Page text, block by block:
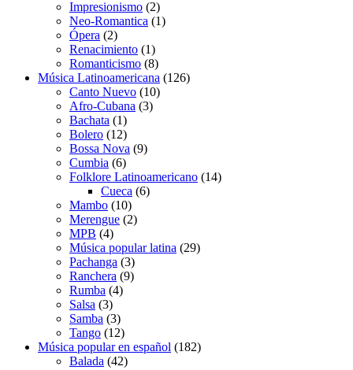
Impresionismo 22
productos
Neo-Romantica 11
Ópera 22
productos
Renacimiento 11
producto
Romanticismo 88
productos
Música Latinoamericana 126126
Canto Nuevo 1010
Afro-Cubana 33
Bachata 11
producto
Bolero 1212
productos
Bossa Nova 99
Cumbia 66
productos
Folklore Latinoamericano 1414
Cueca 66
Mambo 1010
productos
Merengue 22
MPB 44
productos
Música popular latina 2929
Pachanga 33
productos
Ranchera 99
Rumba 44
Salsa 33
productos
Samba 33
productos
Tango 1212
productos
Música popular en español 182182
Balada 4242